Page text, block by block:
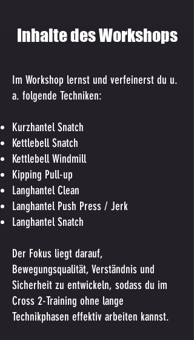
Inhalte des Workshops
Im Workshop lernst und verfeinerst du u.
a. folgende Techniken:
Kurzhantel Snatch
Kettlebell Snatch
Kettlebell Windmill
Kipping Pull-up
Langhantel Clean
Langhantel Push Press / Jerk
Langhantel Snatch
Der Fokus liegt darauf,
Bewegungsqualität, Verständnis und
Sicherheit zu entwickeln, sodass du im
Cross 2-Training ohne lange
Technikphasen effektiv arbeiten kannst.